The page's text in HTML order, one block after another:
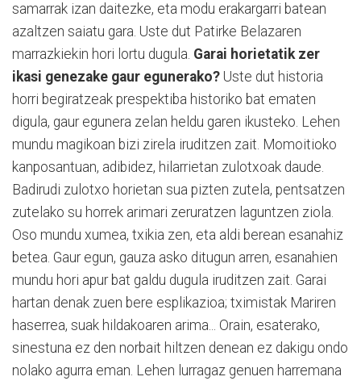
samarrak izan daitezke, eta modu erakargarri batean
azaltzen saiatu gara. Uste dut Patirke Belazaren
marrazkiekin hori lortu dugula. Garai horietatik zer
ikasi genezake gaur egunerako? Uste dut historia
horri begiratzeak prespektiba historiko bat ematen
digula, gaur egunera zelan heldu garen ikusteko. Lehen
mundu magikoan bizi zirela iruditzen zait. Momoitioko
kanposantuan, adibidez, hilarrietan zulotxoak daude.
Badirudi zulotxo horietan sua pizten zutela, pentsatzen
zutelako su horrek arimari zeruratzen laguntzen ziola.
Oso mundu xumea, txikia zen, eta aldi berean esanahiz
betea. Gaur egun, gauza asko ditugun arren, esanahien
mundu hori apur bat galdu dugula iruditzen zait. Garai
hartan denak zuen bere esplikazioa; tximistak Mariren
haserrea, suak hildakoaren arima... Orain, esaterako,
sinestuna ez den norbait hiltzen denean ez dakigu ondo
nolako agurra eman. Lehen lurragaz genuen harremana